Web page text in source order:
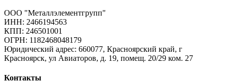
ООО "Металлэлементгрупп"
ИНН: 2466194563
КПП: 246501001
ОГРН: 1182468048179
Юридический адрес: 660077, Красноярский край, г
Красноярск, ул Авиаторов, д. 19, помещ. 20/29 ком. 27
Контакты